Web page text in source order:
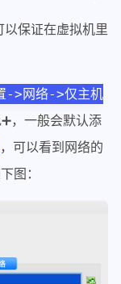
保证在虚拟机里
>网络->仅主机
，一般会默认添
，可以看到网络的
图：